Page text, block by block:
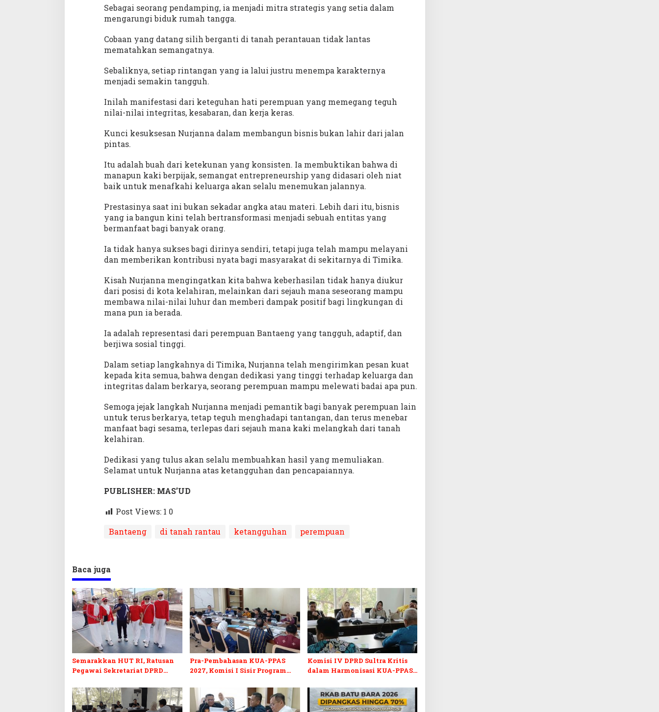
Sebagai seorang pendamping, ia menjadi mitra strategis yang setia dalam
mengarungi biduk rumah tangga.
Cobaan yang datang silih berganti di tanah perantauan tidak lantas
mematahkan semangatnya.
Sebaliknya, setiap rintangan yang ia lalui justru menempa karakternya
menjadi semakin tangguh.
Inilah manifestasi dari keteguhan hati perempuan yang memegang teguh
nilai-nilai integritas, kesabaran, dan kerja keras.
Kunci kesuksesan Nurjanna dalam membangun bisnis bukan lahir dari jalan
pintas.
Itu adalah buah dari ketekunan yang konsisten. Ia membuktikan bahwa di
manapun kaki berpijak, semangat entrepreneurship yang didasari oleh niat
baik untuk menafkahi keluarga akan selalu menemukan jalannya.
Prestasinya saat ini bukan sekadar angka atau materi. Lebih dari itu, bisnis
yang ia bangun kini telah bertransformasi menjadi sebuah entitas yang
bermanfaat bagi banyak orang.
Ia tidak hanya sukses bagi dirinya sendiri, tetapi juga telah mampu melayani
dan memberikan kontribusi nyata bagi masyarakat di sekitarnya di Timika.
Kisah Nurjanna mengingatkan kita bahwa keberhasilan tidak hanya diukur
dari posisi di kota kelahiran, melainkan dari sejauh mana seseorang mampu
membawa nilai-nilai luhur dan memberi dampak positif bagi lingkungan di
mana pun ia berada.
Ia adalah representasi dari perempuan Bantaeng yang tangguh, adaptif, dan
berjiwa sosial tinggi.
Dalam setiap langkahnya di Timika, Nurjanna telah mengirimkan pesan kuat
kepada kita semua, bahwa dengan dedikasi yang tinggi terhadap keluarga dan
integritas dalam berkarya, seorang perempuan mampu melewati badai apa pun.
Semoga jejak langkah Nurjanna menjadi pemantik bagi banyak perempuan lain
untuk terus berkarya, tetap teguh menghadapi tantangan, dan terus menebar
manfaat bagi sesama, terlepas dari sejauh mana kaki melangkah dari tanah
kelahiran.
Dedikasi yang tulus akan selalu membuahkan hasil yang memuliakan.
Selamat untuk Nurjanna atas ketangguhan dan pencapaiannya.
PUBLISHER: MAS’UD
Post Views: 1 0
Bantaeng
di tanah rantau ketangguhan perempuan
Baca juga
Semarakkan HUT RI, Ratusan
Pegawai Sekretariat DPRD
Pra-Pembahasan KUA-PPAS
2027, Komisi I Sisir Program
Komisi IV DPRD Sultra Kritis
dalam Harmonisasi KUA-PPAS